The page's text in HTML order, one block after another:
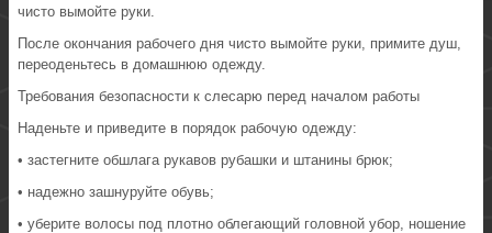
чисто вымойте руки.
После окончания рабочего дня чисто вымойте руки, примите душ,
переоденьтесь в домашнюю одежду.
Требования безопасности к слесарю перед началом работы
Наденьте и приведите в порядок рабочую одежду:
• застегните обшлага рукавов рубашки и штанины брюк;
• надежно зашнуруйте обувь;
• уберите волосы под плотно облегающий головной убор, ношение